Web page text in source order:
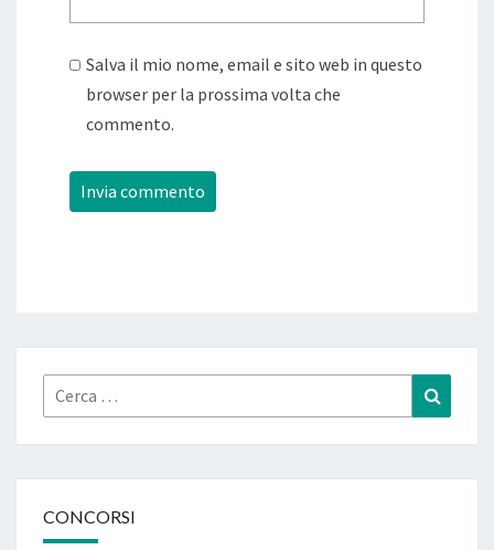
Salva il mio nome, email e sito web in questo
browser per la prossima volta che
commento.
Cerca:
CONCORSI